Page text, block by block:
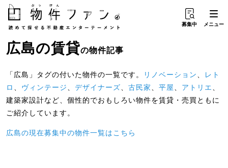
募集中 メニュー
広島の賃貸の物件記事
「広島」タグの付いた物件の一覧です。 リノベーション、 レト
ロ 、 ヴィンテージ、 デザイナーズ、 古民家、 平屋、 アトリエ、
建築家設計など、個性的でおもしろい物件を賃貸・売買ともに
ご紹介しています。
広島の現在募集中の物件一覧はこちら